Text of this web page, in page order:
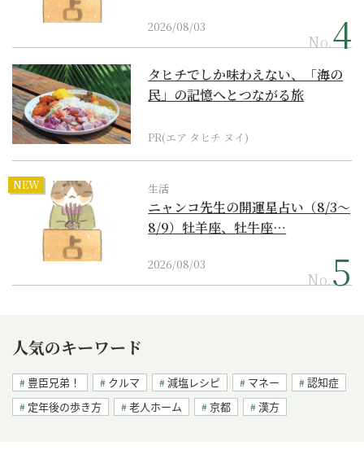
2026/08/03
No.
タヒチでしか味わえない、「海の
民」の記憶へとつながる旅
PR(エア タヒチ ヌイ)
NEW 生活
ニャンコ先生の開運星占い（8/3～
8/9）牡羊座、牡牛座…
2026/08/03
No.
人気のキーワード
豊臣兄弟！ クルマ 減塩レシピ マネー
認知症
定年後の歩き方
老人ホーム 京都 漢方